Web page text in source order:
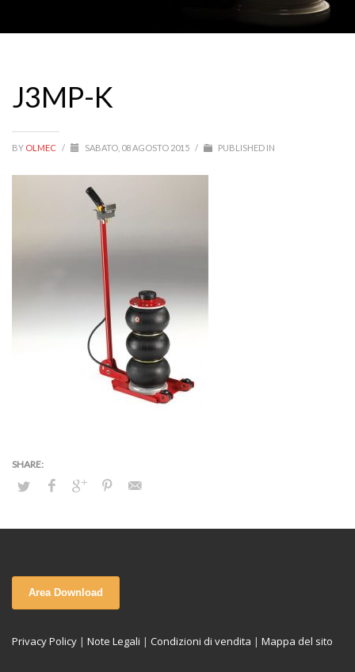
J3MP-K
BY OLMEC / SABATO, 08 AGOSTO 2015 / PUBLISHED IN
Area Download
Privacy Policy | Note Legali | Condizioni di vendita | Mappa del sito